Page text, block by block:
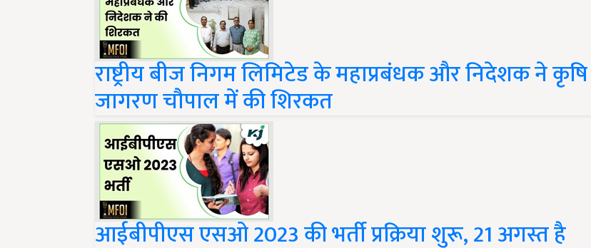
राष्ट्रीय बीज निगम लिमिटेड के महाप्रबंधक और निदेशक ने कृषि
जागरण चौपाल में की शिरकत
आईबीपीएस एसओ 2023 की भर्ती प्रक्रिया शुरू, 21 अगस्त है